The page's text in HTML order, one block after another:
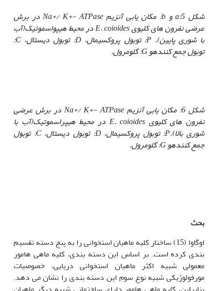
شکل 5 :
aو b: مکان یابی آنزیمNa+/ K+- ATPaseدر برش
عرضی نفرون های کلیویE. coioidesدر محیط هیپواسموتیک(آب
با شوری پایین).P: توبول پروکسیمال، D: توبول دیستال، C
:
توبول جمع کنندهوG: گلومرول.
شکل 6: مکان یابی آنزیم Na+/ K+- ATPaseدر برش عرضی
نفرون های کلیوی E. coioides در محیط هیپراسموتیک(آب با
شوری بالا).
P: توبول پروکسیمال،D: توبول دیستال،C: توبول
جمع کنندهوG: گلومرول.
بحث
اوگاوا (15) ساختار کلیه ماهیان استخوانی را به پنج دسته تقسیم
بندی کرده است. بر اساس این دسته بندی، کلیه ماهی هامور
معمولی شبیه اکثر ماهیان استخوانی دریایی، خصوصیات
مورفولوژیکی شبیه نوع سوم این دسته بندی را نشان می دهد.